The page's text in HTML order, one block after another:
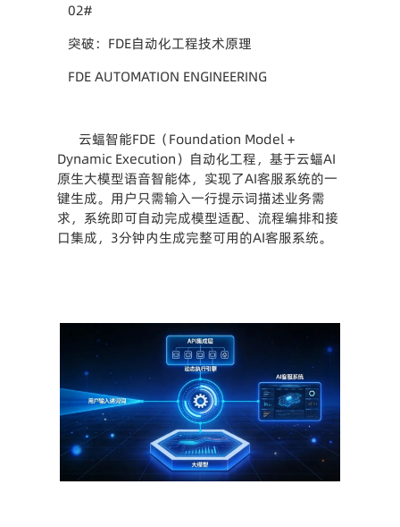
02#
突破：FDE自动化工程技术原理
FDE AUTOMATION ENGINEERING
云蝠智能FDE（Foundation Model +
Dynamic Execution）自动化工程，基于云蝠AI
原生大模型语音智能体，实现了AI客服系统的一
键生成。用户只需输入一行提示词描述业务需
求，系统即可自动完成模型适配、流程编排和接
口集成，3分钟内生成完整可用的AI客服系统。